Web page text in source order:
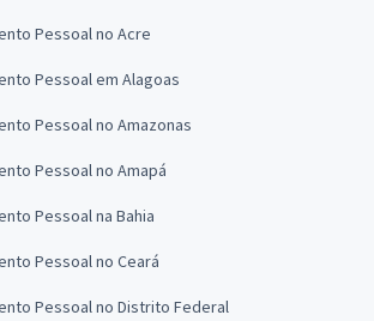
Pessoal no Acre
Pessoal em Alagoas
Pessoal no Amazonas
Pessoal no Amapá
Pessoal na Bahia
Pessoal no Ceará
Pessoal no Distrito Federal